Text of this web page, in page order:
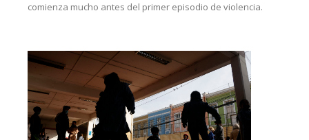
comienza mucho antes del primer episodio de violencia.